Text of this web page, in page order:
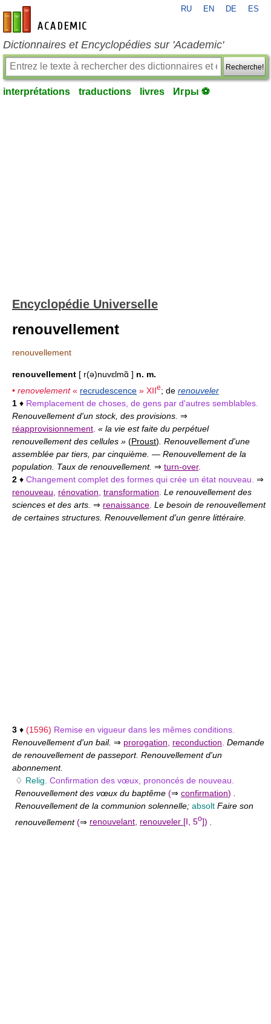
fr-academic.com
RU EN DE ES
Dictionnaires et Encyclopédies sur 'Academic'
Recherche!
interprétations traductions livres Игры ⚽
Encyclopédie Universelle
renouvellement
renouvellement
renouvellement [ r(ə)nuvɛlmɑ̃ ] n. m.
• renovelement« recrudescence » XIIe; de renouveler
1 ♦ Remplacement de choses, de gens par d'autres semblables.
Renouvellement d'un stock, des provisions. ⇒
réapprovisionnement « la vie est faite du perpétuel
renouvellement des cellules » (Proust) . Renouvellement d'une
assemblée par tiers, par cinquième. — Renouvellement de la
population. Taux de renouvellement. ⇒ turn-over.
2 ♦ Changement complet des formes qui crée un état nouveau. ⇒
renouveau
rénovation transformation Le renouvellement des
sciences et des arts. ⇒ renaissance Le besoin de renouvellement
de certaines structures. Renouvellement d'un genre littéraire.
3 ♦ (1596) Remise en vigueur dans les mêmes conditions.
Renouvellement d'un bail. ⇒ prorogation reconduction Demande
de renouvellement de passeport. Renouvellement d'un
abonnement.
♢ Relig. Confirmation des vœux, prononcés de nouveau.
Renouvellement des vœux du baptême (⇒ confirmation)
Renouvellement de la communion solennelle; absolt Faire son
renouvellement(⇒ renouvelant, renouveler [I, 5o])